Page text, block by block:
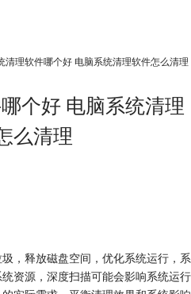
清理软件哪个好 电脑系统清理软件怎么清理
个好 电脑系统清理
么清理
，释放磁盘空间，优化系统运行，系
资源，深度扫描可能会影响系统运行